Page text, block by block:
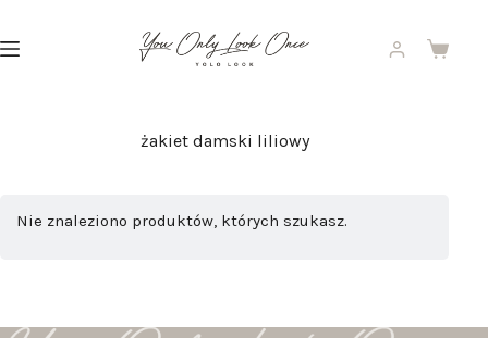
treści
Koszyk
żakiet damski liliowy
Nie znaleziono produktów, których szukasz.